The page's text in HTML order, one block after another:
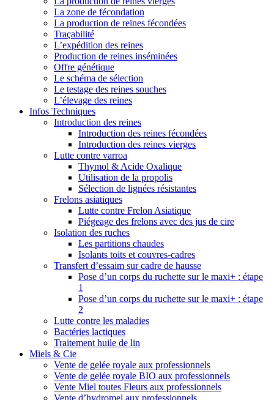
La zone de fécondation
La production de reines fécondées
Traçabilité
L’expédition des reines
Production de reines inséminées
Offre génétique
Le schéma de sélection
Le testage des reines souches
L’élevage des reines
Infos Techniques
Introduction des reines
Introduction des reines fécondées
Introduction des reines vierges
Lutte contre varroa
Thymol & Acide Oxalique
Utilisation de la propolis
Sélection de lignées résistantes
Frelons asiatiques
Lutte contre Frelon Asiatique
Piégeage des frelons avec des jus de cire
Isolation des ruches
Les partitions chaudes
Isolants toits et couvres-cadres
Transfert d’essaim sur cadre de hausse
Pose d’un corps du ruchette sur le maxi+ : étape
1
Pose d’un corps du ruchette sur le maxi+ : étape
2
Lutte contre les maladies
Bactéries lactiques
Traitement huile de lin
Miels & Cie
Vente de gelée royale aux professionnels
Vente de gelée royale BIO aux professionnels
Vente Miel toutes Fleurs aux professionnels
Vente d’hydromel aux professionnels